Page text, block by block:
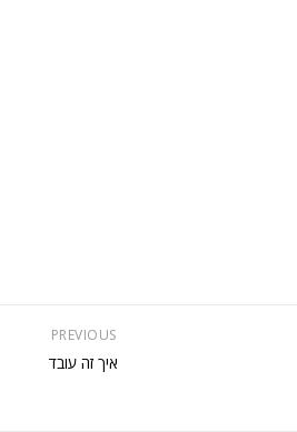
PREVIOUS
איך זה עובד